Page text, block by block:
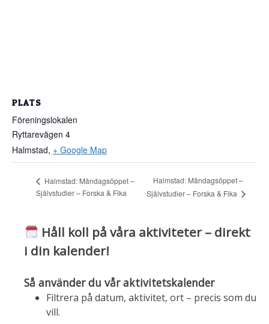
PLATS
Föreningslokalen
Ryttarevägen 4
Halmstad, + Google Map
Halmstad: Måndagsöppet –
Självstudier – Forska & Fika
Halmstad: Måndagsöppet –
Självstudier – Forska & Fika
Håll koll på våra aktiviteter – direkt
i din kalender!
Så använder du vår aktivitetskalender
Filtrera på datum, aktivitet, ort – precis som du
vill.